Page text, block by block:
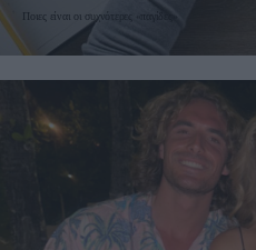
Ποιες είναι οι συχνότερες «παγίδες»